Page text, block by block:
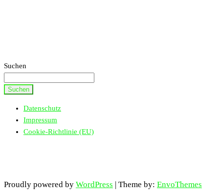
Suchen
Suchen
Datenschutz
Impressum
Cookie-Richtlinie (EU)
Proudly powered by WordPress Theme by: EnvoThemes